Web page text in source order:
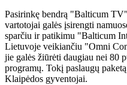
Pasirinkę bendrą "Balticum
vartotojai galės įsirengti
sparčiu ir patikimu "Balticum
Lietuvoje veikiančiu "Omni
jie galės žiūrėti daugiau nei 80
programų. Tokį paslaugų
Klaipėdos gyventojai.